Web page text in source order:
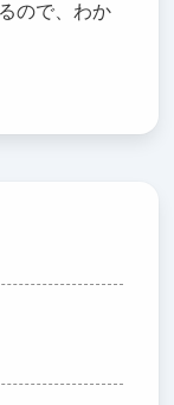
ので、わか